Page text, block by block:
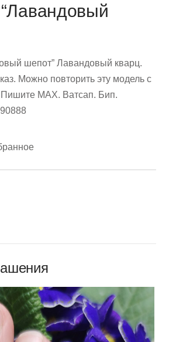
шепот” Лавандовый кварц.
Можно повторить эту модель с
Пишите МАХ. Ватсап. Бип.